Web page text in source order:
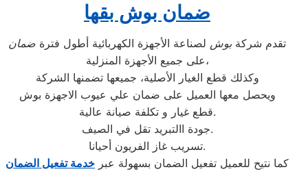
ضمان بوش بقها
تقدم شركة بوش لصناعة الأجهزة الكهربائية أطول فترة ضمان
على جميع الأجهزة المنزلية،
وكذلك قطع الغيار الأصلية، جميعها تضمنها الشركة
ويحصل معها العميل على ضمان علي عيوب الاجهزة بوش
قطع غيار و تكلفة صيانة عالية.
جودة االتبريد تقل في الصيف.
تسريب غاز الفريون أحيانا.
كما نتيح للعميل تفعيل الضمان بسهولة عبر خدمة تفعيل الضمان